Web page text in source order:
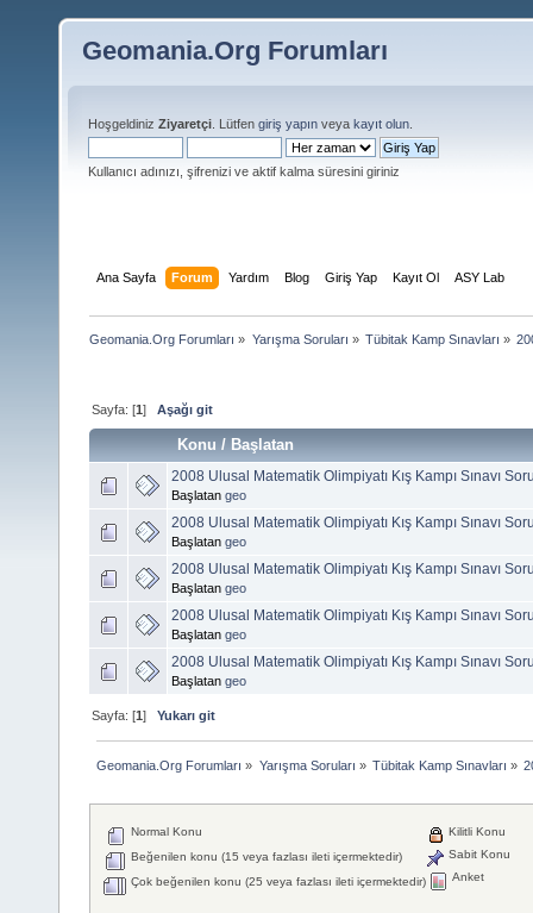
Geomania.Org Forumları
Hoşgeldiniz Ziyaretçi . Lütfen giriş yapın veya kayıt olun
Kullanıcı adınızı, şifrenizi ve aktif kalma süresini giriniz
Ana Sayfa Forum Yardım Blog Giriş Yap Kayıt Ol ASY Lab
Geomania.Org Forumları » Yarışma Soruları » Tübitak Kamp Sınavları »
Sayfa: [1]Aşağı git
Konu /Başlatan
2008 Ulusal Matematik Olimpiyatı Kış Kampı Sınavı
Başlatan geo
2008 Ulusal Matematik Olimpiyatı Kış Kampı Sınavı
Başlatan geo
2008 Ulusal Matematik Olimpiyatı Kış Kampı Sınavı
Başlatan geo
2008 Ulusal Matematik Olimpiyatı Kış Kampı Sınavı
Başlatan geo
2008 Ulusal Matematik Olimpiyatı Kış Kampı Sınavı
Başlatan geo
Sayfa: [1]Yukarı git
Geomania.Org Forumları » Yarışma Soruları » Tübitak Kamp Sınavları »
Normal Konu
Beğenilen konu (15 veya fazlası ileti içermektedir)
Çok beğenilen konu (25 veya fazlası ileti içermektedir)
Kilitli Konu
Sabit Konu
Anket